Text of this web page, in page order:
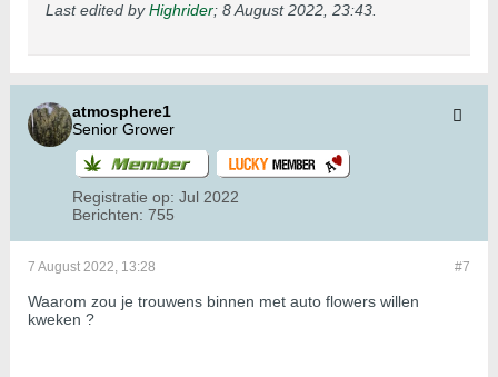
Last edited byHighrider; 8 August 2022, 23:43
atmosphere1
Senior Grower
Registratie op: Jul 2022
Berichten: 755
#7
7 August 2022, 13:28
Waarom zou je trouwens binnen met auto flowers willen
kweken ?